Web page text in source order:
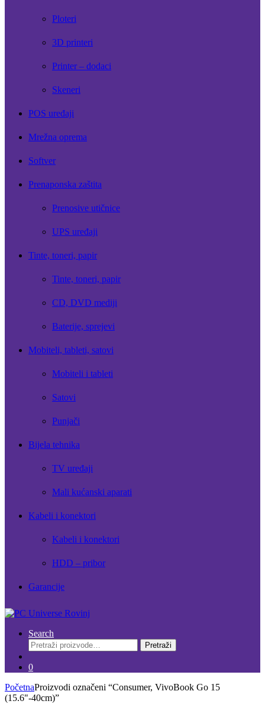
Ploteri
3D printeri
Printer – dodaci
Skeneri
POS uređaji
Mrežna oprema
Softver
Prenaponska zaštita
Prenosive utičnice
UPS uređaji
Tinte, toneri, papir
Tinte, toneri, papir
CD, DVD mediji
Baterije, sprejevi
Mobiteli, tableti, satovi
Mobiteli i tableti
Satovi
Punjači
Bijela tehnika
TV uređaji
Mali kućanski aparati
Kabeli i konektori
Kabeli i konektori
HDD – pribor
Garancije
Search
Pretraži:
Pretraži
0
PočetnaProizvodi označeni “Consumer, VivoBook Go 15
(15.6"-40cm)”